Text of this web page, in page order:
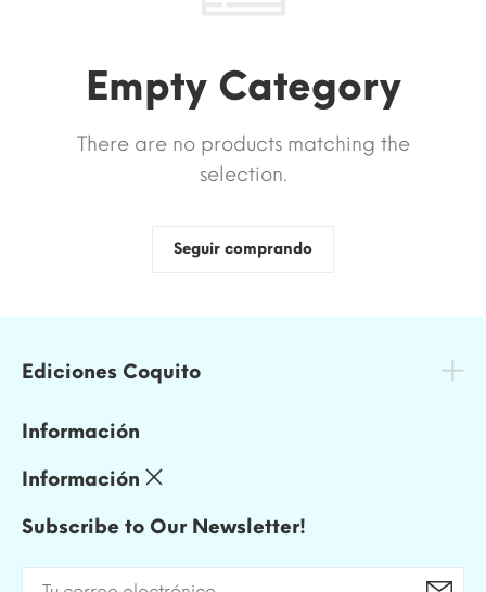
Empty Category
There are no products matching the
selection.
Seguir comprando
Ediciones Coquito
Información
Información
Subscribe to Our Newsletter!